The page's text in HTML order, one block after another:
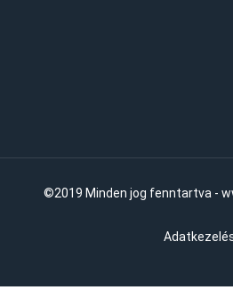
©2019 Minden jog fenntartva -